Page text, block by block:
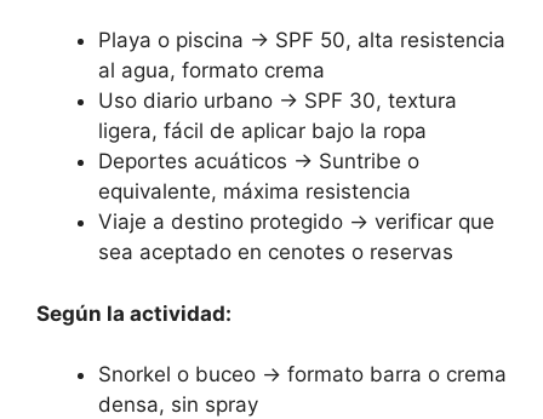
Playa o piscina → SPF 50, alta resistencia
al agua, formato crema
Uso diario urbano → SPF 30, textura
ligera, fácil de aplicar bajo la ropa
Deportes acuáticos → Suntribe o
equivalente, máxima resistencia
Viaje a destino protegido → verificar que
sea aceptado en cenotes o reservas
Según la actividad:
Snorkel o buceo → formato barra o crema
densa, sin spray